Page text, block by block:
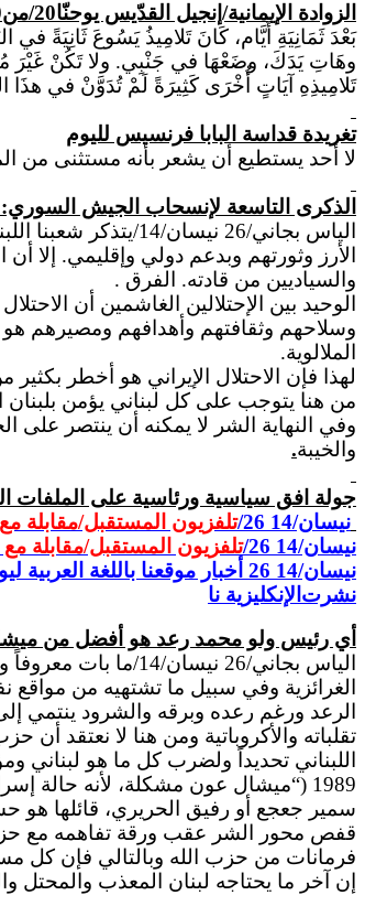
الزوادة الإيمانية/إنجيل القدّيس يوحنّا20/من20حتى26/
بَعْدَ ثَمَانِيَةِ أَيَّام، كَانَ تَلامِيذُ يَسُوعَ ثَانِيَةً
وهَاتِيَدَكَ، وضَعْهَا في جَنْبِي. ولا تَكُنْ غَيْرَ
تَلامِيذِهِ آيَاتٍ أُخْرَى كَثِيرَةً لَمْ تُدَوَّنْ في هذَا
تغريدة قداسة البابا فرنسيس لليوم
لا أحد يستطيع أن يشعر بأنه مستثنى من
الذكرى التاسعة لإنسحاب الجيش
الياس بجاني/26
الأرز وثورتهم وبدعم دولي وإقليمي.
والسياديين من قادته. الفرق .
الوحيد بين الإحتلالين الغاشمين أن
وسلاحهم وثقافتهم وأهدافهم ومصيرهم هو
الملالوية.
لهذا فإن الاحتلال الإيراني هو أخطر
من هنا يتوجب على كل لبناني يؤمن بلبنان
وفي النهاية الشر لا يمكنه أن ينتصر
والخيبة.
جولة افق سياسية ورئاسية على الملفات
تلفزيون المستقبل/مقابلة/26
نيسان/14
تلفزيون المستقبل/مقابلة/26
نيسان/14
أخبار موقعنا باللغة العربية 26
نيسان/14
نشرت
نا الإنكليزية
أي رئيس ولو محمد رعد هو أفضل من
الياس بجاني/26
الغرائزية وفي سبيل ما تشتهيه من
الرعد ورغم رعده وبرقه والشرود ينتمي
تقلباته والأكروباتية ومن هنا لا نعتقد أن
اللبناني تحديداً ولضرب كل ما هو
1989 (“ميشال عون مشكلة، لأنه حالة
قفص محور الشر عقب ورقة تفاهمه مع حزب
فرمانات من حزب الله وبالتالي فإن كل مسرحياته
إن آخر ما يحتاجه لبنان المعذب